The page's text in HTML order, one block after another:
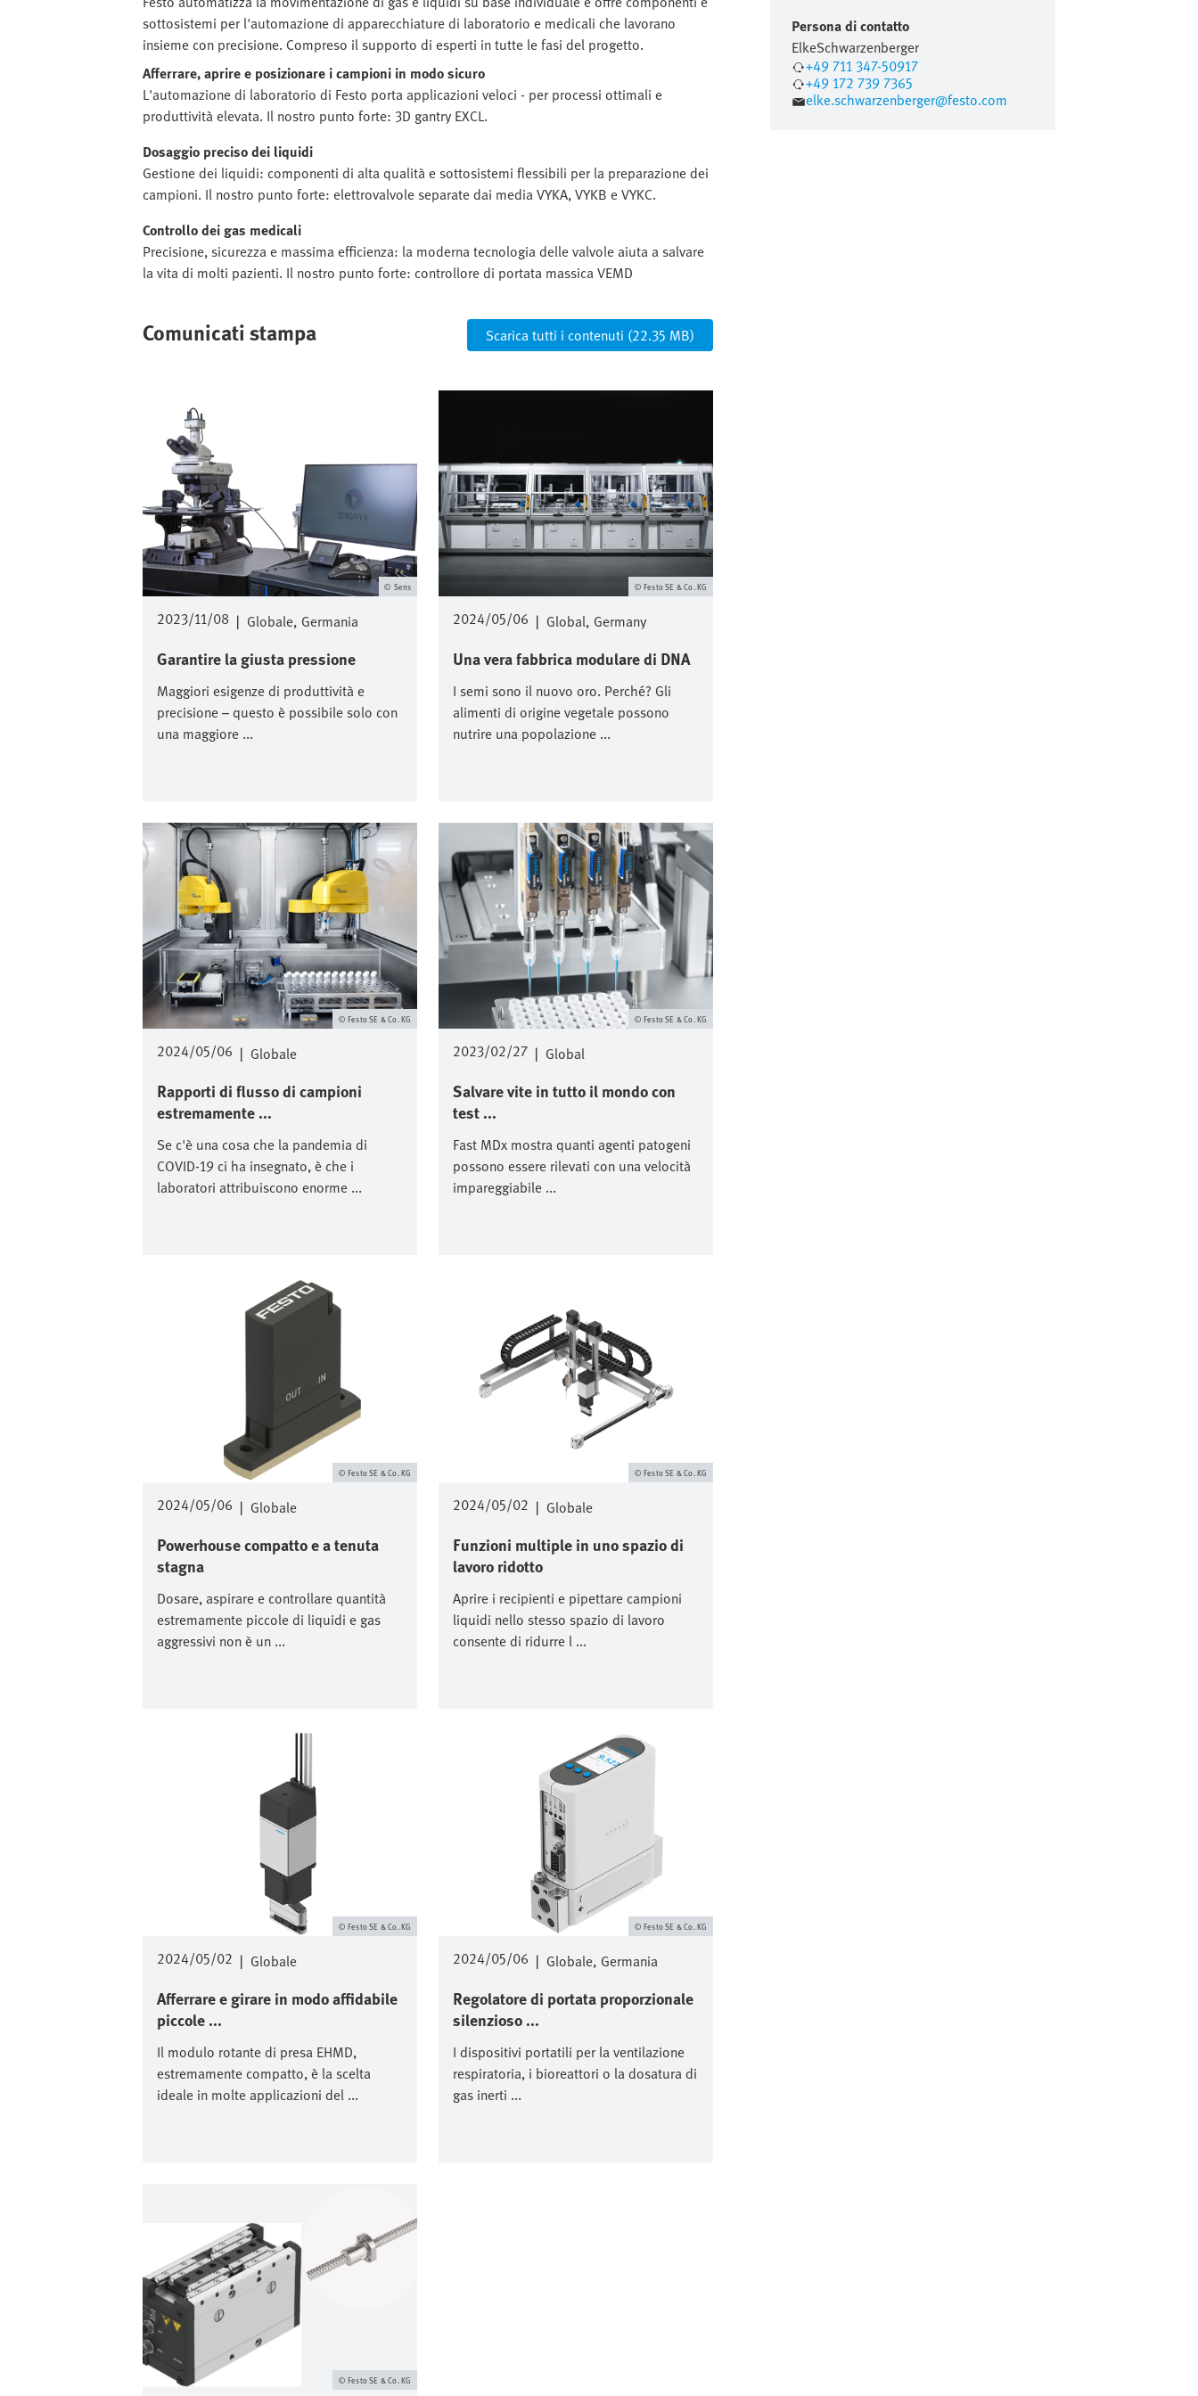
sottosistemi per l'automazione di apparecchiature di laboratorio e medicali che lavorano
insieme con precisione. Compreso il supporto di esperti in tutte le fasi del progetto.
Afferrare, aprire e posizionare i campioni in modo sicuro
L'automazione di laboratorio di Festo porta applicazioni veloci - per processi ottimali e
produttività elevata. Il nostro punto forte: 3D gantry EXCL.
Dosaggio preciso dei liquidi
Gestione dei liquidi: componenti di alta qualità e sottosistemi flessibili per la preparazione dei
campioni. Il nostro punto forte: elettrovalvole separate dai media VYKA, VYKB e VYKC.
Controllo dei gas medicali
Precisione, sicurezza e massima efficienza: la moderna tecnologia delle valvole aiuta a salvare
la vita di molti pazienti. Il nostro punto forte: controllore di portata massica VEMD
Comunicati stampa Scarica tutti i contenuti (22.35 MB)
2023/11/08 | Globale Germania
Garantire la giusta pressione
Maggiori esigenze di produttività e
precisione – questo è possibile solo con
una maggiore ...
Sens
2024/05/06 | Global Germany
Una vera fabbrica modulare di DNA
I semi sono il nuovo oro. Perché? Gli
alimenti di origine vegetale possono
nutrire una popolazione ...
Festo SE & Co. KG
2024/05/06 | Globale
Rapporti di flusso di campioni
estremamente ...
Se c'è una cosa che la pandemia di
COVID-19 ci ha insegnato, è che i
laboratori attribuiscono enorme ...
Immagine
Festo SE & Co. KG
2023/02/27 | Global
Salvare vite in tutto il mondo con
test ...
Fast MDx mostra quanti agenti patogeni
possono essere rilevati con una velocità
impareggiabile ...
Festo SE & Co. KG
2024/05/06 | Globale
Powerhouse compatto e a tenuta
stagna
Dosare, aspirare e controllare quantità
estremamente piccole di liquidi e gas
aggressivi non è un ...
Festo SE & Co. KG
2024/05/02 | Globale
Funzioni multiple in uno spazio di
lavoro ridotto
Aprire i recipienti e pipettare campioni
liquidi nello stesso spazio di lavoro
consente di ridurre l ...
Festo SE & Co. KG
2024/05/02 | Globale
Afferrare e girare in modo affidabile
piccole ...
Il modulo rotante di presa EHMD,
estremamente compatto, è la scelta
ideale in molte applicazioni del ...
Festo SE & Co. KG
2024/05/06 | Globale Germania
Regolatore di portata proporzionale
silenzioso ...
I dispositivi portatili per la ventilazione
respiratoria, i bioreattori o la dosatura di
gas inerti ...
Festo SE & Co. KG
Festo SE & Co. KG
Persona di contatto
ElkeSchwarzenberger
+49 711 347-50917
+49 172 739 7365
elke.schwarzenberger@festo.com